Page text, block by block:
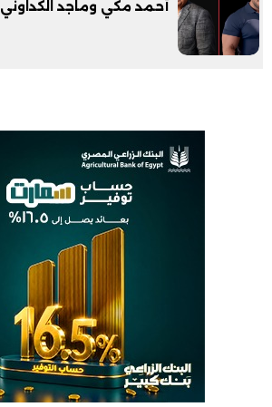
أحمد مكي وماجد الكداوني